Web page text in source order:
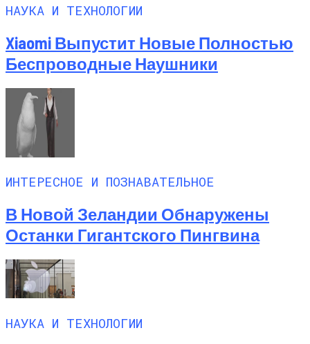
НАУКА И ТЕХНОЛОГИИ
Xiaomi Выпустит Новые Полностью
Беспроводные Наушники
ИНТЕРЕСНОЕ И ПОЗНАВАТЕЛЬНОЕ
В Новой Зеландии Обнаружены
Останки Гигантского Пингвина
НАУКА И ТЕХНОЛОГИИ